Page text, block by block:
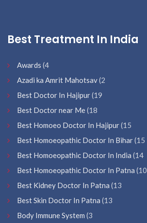
Best Treatment In India
Awards (4
Azadi ka Amrit Mahotsav(2
Best Doctor In Hajipur(19
Best Doctor near Me(18
Best Homoeo Doctor In Hajipur(15
Best Homoeopathic Doctor In Bihar(15
Best Homoeopathic Doctor In India (14
Best Homoeopathic Doctor In Patna (10
Best Kidney Doctor In Patna (13
Best Skin Doctor In Patna (13
Body Immune System (3